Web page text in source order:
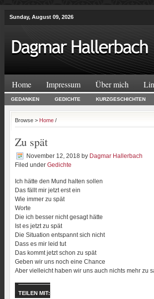
Sunday, August 09, 2026
Home Impressum Über mich
GEDANKEN GEDICHTE KURZGESCHICHTEN
Browse > Home /
Zu spät
November 12, 2018 by Dagmar Hallerbach
Filed under Gedichte
Ich hätte den Mund halten sollen
Das fällt mir jetzt erst ein
Wie immer zu spät
Worte
Die ich besser nicht gesagt hätte
Ist es jetzt zu spät
Die Situation entspannt sich nicht
Dass es mir leid tut
Das kommt jetzt schon zu spät
Geben wir uns noch eine Chance
Aber vielleicht haben wir uns auch nichts mehr zu
TEILEN MIT: